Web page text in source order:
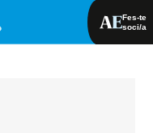
Fes-te
soci/a